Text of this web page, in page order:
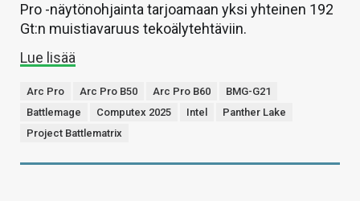
Pro -näytönohjainta tarjoamaan yksi yhteinen 192
Gt:n muistiavaruus tekoälytehtäviin.
Lue lisää
Arc Pro Arc Pro B50 Arc Pro B60
BMG-G21
Battlemage
Computex 2025 Intel
Panther Lake
Project Battlematrix